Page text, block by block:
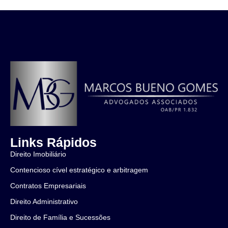
Links Rápidos
Direito Imobiliário
Contencioso cível estratégico e arbitragem
Contratos Empresariais
Direito Administrativo
Direito de Família e Sucessões